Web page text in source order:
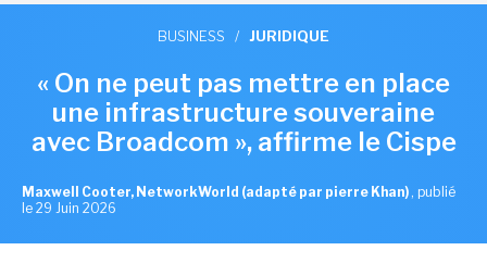
BUSINESS / JURIDIQUE
« On ne peut pas mettre en place
une infrastructure souveraine
avec Broadcom », affirme le Cispe
Maxwell Cooter, NetworkWorld (adapté par pierre Khan) , publié
le 29 Juin 2026